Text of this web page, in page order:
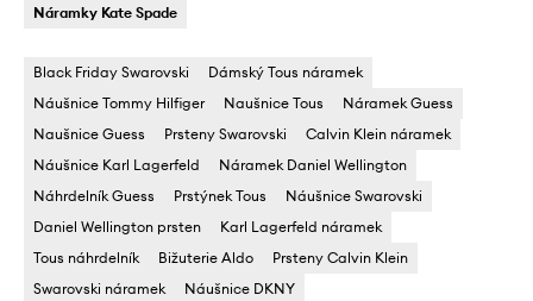
Náramky Kate Spade
Black Friday Swarovski
Dámský Tous náramek
Náušnice Tommy Hilfiger
Naušnice Tous
Náramek Guess
Naušnice Guess
Prsteny Swarovski
Calvin Klein náramek
Náušnice Karl Lagerfeld
Náramek Daniel Wellington
Náhrdelník Guess
Prstýnek Tous
Náušnice Swarovski
Daniel Wellington prsten
Karl Lagerfeld náramek
Tous náhrdelník
Bižuterie Aldo
Prsteny Calvin Klein
Swarovski náramek
Náušnice DKNY